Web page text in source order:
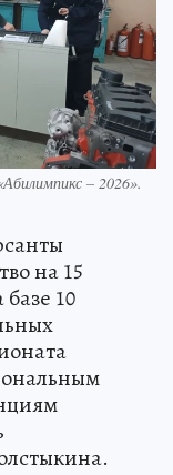
– 2026».
на 15
10